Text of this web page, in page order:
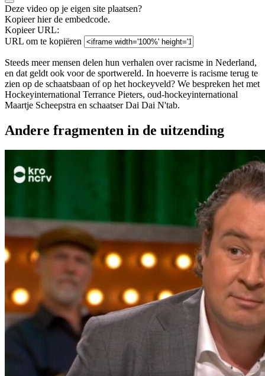
Deze video op je eigen site plaatsen?
Kopieer hier de embedcode.
Kopieer URL:
URL om te kopiëren
Steeds meer mensen delen hun verhalen over racisme in Nederland,
en dat geldt ook voor de sportwereld. In hoeverre is racisme terug te
zien op de schaatsbaan of op het hockeyveld? We bespreken het met
Hockeyinternational Terrance Pieters, oud-hockeyinternational
Maartje Scheepstra en schaatser Dai Dai N'tab.
Andere fragmenten in de uitzending